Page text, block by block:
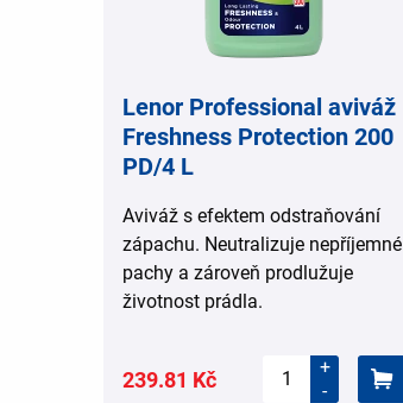
Lenor Professional aviváž
Freshness Protection 200
PD/4 L
Aviváž s efektem odstraňování
zápachu. Neutralizuje nepříjemné
pachy a zároveň prodlužuje
životnost prádla.
239.81 Kč
+
-